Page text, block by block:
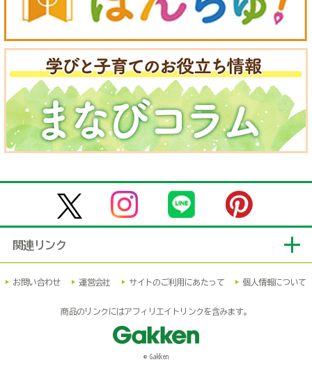
関連リンク
お問い合わせ 運営会社 サイトのご利用にあたって 個人情報について
商品のリンクにはアフィリエイトリンクを含みます。
© Gakken